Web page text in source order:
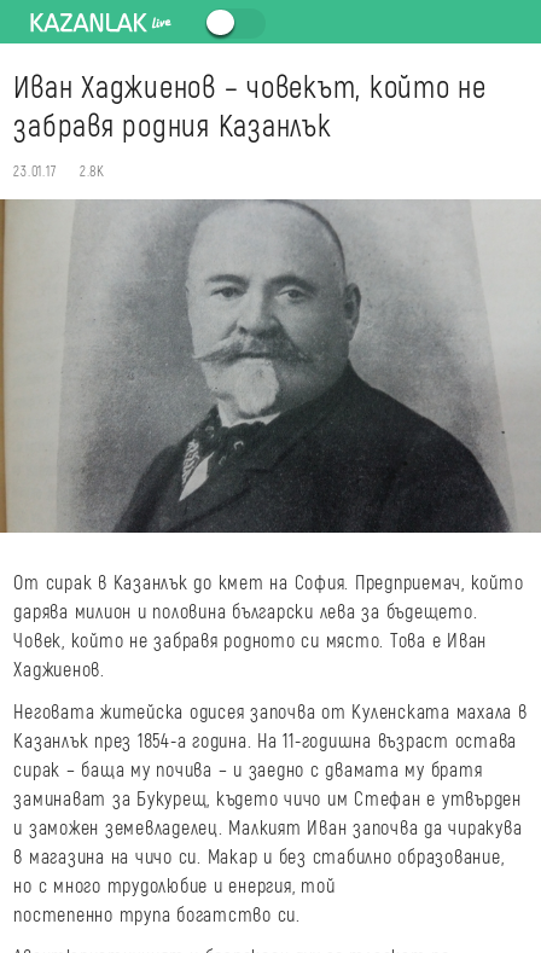
Иван Хаджиенов – човекът, който не
забравя родния Казанлък
23.01.17 2.8K
От сирак в Казанлък до кмет на София. Предприемач, който
дарява милион и половина български лева за бъдещето.
Човек, който не забравя родното си място. Това е Иван
Хаджиенов.
Неговата житейска одисея започва от Куленската махала в
Казанлък през 1854-а година. На 11-годишна възраст остава
сирак – баща му почива – и заедно с двамата му братя
заминават за Букурещ, където чичо им Стефан е утвърден
и заможен земевладелец. Малкият Иван започва да чиракува
в магазина на чичо си. Макар и без стабилно образование,
но с много трудолюбие и енергия, той
постепенно трупа богатство си.